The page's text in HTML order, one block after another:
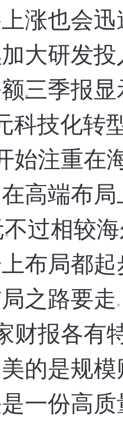
涨，
也会
大研发
。
三季报
，
科技化转
始注重在
高端布
。
不过，
相较
布局都
之路要走 。
财报各有
美的是规
，
是一份高